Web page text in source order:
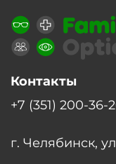
Контакты
+7 (351) 200-36-
г. Челябинск,